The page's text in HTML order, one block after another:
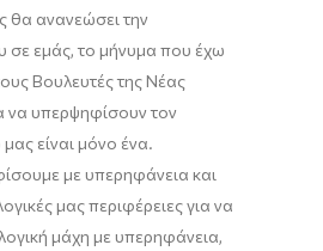
θα ανανεώσει την
σε εμάς, το μήνυμα που έχω
Βουλευτές της Νέας
να υπερψηφίσουν τον
είναι μόνο ένα.
με υπερηφάνεια και
μας περιφέρειες για να
μάχη με υπερηφάνεια,